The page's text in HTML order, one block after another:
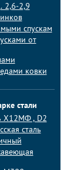
2,6-2,9
спускам
от
ковки
стали
Х12МФ , D2
сталь